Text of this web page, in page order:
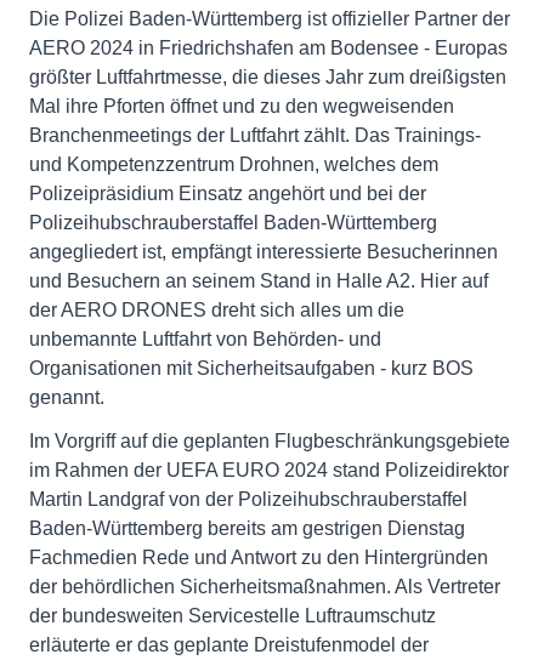
Die Polizei Baden-Württemberg ist offizieller Partner der
AERO 2024 in Friedrichshafen am Bodensee - Europas
größter Luftfahrtmesse, die dieses Jahr zum dreißigsten
Mal ihre Pforten öffnet und zu den wegweisenden
Branchenmeetings der Luftfahrt zählt. Das Trainings-
und Kompetenzzentrum Drohnen, welches dem
Polizeipräsidium Einsatz angehört und bei der
Polizeihubschrauberstaffel Baden-Württemberg
angegliedert ist, empfängt interessierte Besucherinnen
und Besuchern an seinem Stand in Halle A2. Hier auf
der AERO DRONES dreht sich alles um die
unbemannte Luftfahrt von Behörden- und
Organisationen mit Sicherheitsaufgaben - kurz BOS
genannt.
Im Vorgriff auf die geplanten Flugbeschränkungsgebiete
im Rahmen der UEFA EURO 2024 stand Polizeidirektor
Martin Landgraf von der Polizeihubschrauberstaffel
Baden-Württemberg bereits am gestrigen Dienstag
Fachmedien Rede und Antwort zu den Hintergründen
der behördlichen Sicherheitsmaßnahmen. Als Vertreter
der bundesweiten Servicestelle Luftraumschutz
erläuterte er das geplante Dreistufenmodel der